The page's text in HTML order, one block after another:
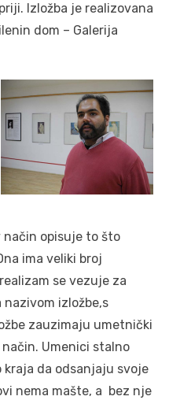
Izložba je realizovana
dom – Galerija
način opisuje to što
ima veliki broj
se vezuje za
nazivom izložbe,s
zauzimaju umetnički
Umenici stalno
da odsanjaju svoje
nema mašte, a bez nje